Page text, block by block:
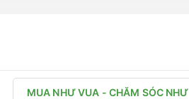
MUA NHƯ VUA - CHĂM SÓC NHƯ